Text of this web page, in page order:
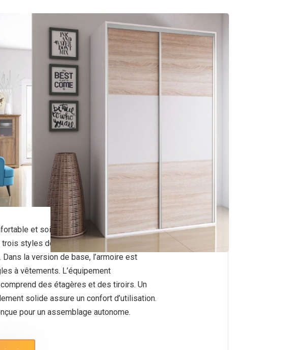
LEX
et soignée avec porte coulissante
styles de finition des façades à la mode,
la version de base, l’armoire est
à vêtements. L’équipement
des étagères et des tiroirs. Un
solide assure un confort d’utilisation.
pour un assemblage autonome.